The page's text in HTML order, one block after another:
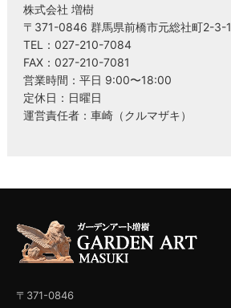
株式会社 増樹
〒371-0846 群馬県前橋市元総社町2-3-1
TEL：027-210-7084
FAX：027-210-7081
営業時間：平日 9:00〜18:00
定休日：日曜日
運営責任者：車崎（クルマザキ）
〒371-0846